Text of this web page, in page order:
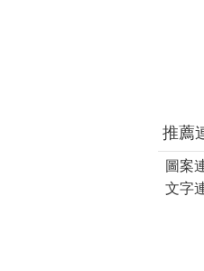
推薦
圖案
文字